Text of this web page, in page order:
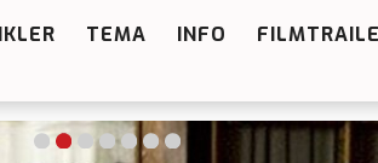
TEMA INFO